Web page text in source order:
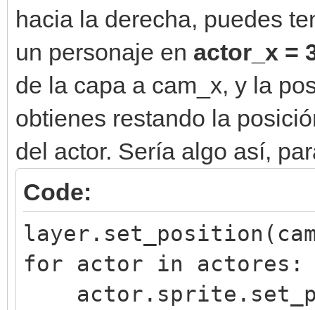
hacia la derecha, puedes
un personaje en actor_ x =
de la capa a cam_x, y la
obtienes restando la
del actor. Sería algo así,
Code:
for actor in actores: